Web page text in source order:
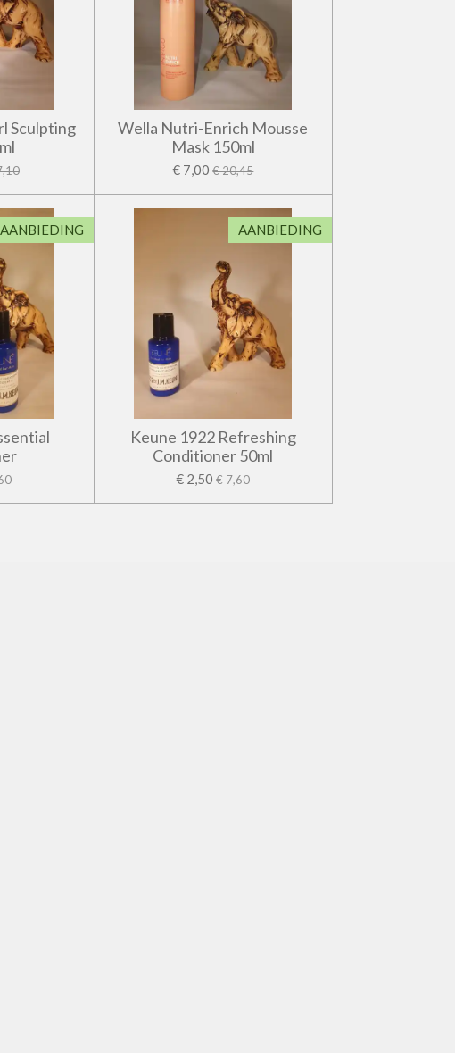
Sculpting
Wella Nutri-Enrich Mousse
Mask 150ml
€ 7,00 € 20,45
AANBIEDING AANBIEDING
Keune 1922 Refreshing
Conditioner 50ml
€ 2,50 € 7,60